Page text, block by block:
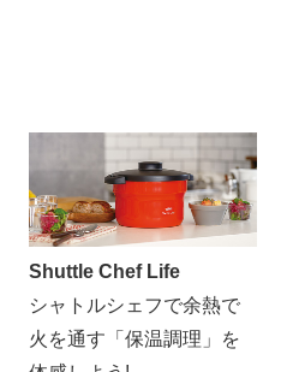
Shuttle Chef Life
シャトルシェフで余熱で
火を通す「保温調理」を